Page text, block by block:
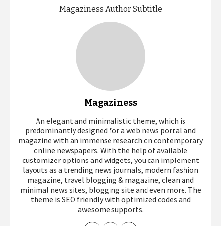
Magaziness Author Subtitle
Magaziness
An elegant and minimalistic theme, which is
predominantly designed for a web news portal and
magazine with an immense research on contemporary
online newspapers. With the help of available
customizer options and widgets, you can implement
layouts as a trending news journals, modern fashion
magazine, travel blogging & magazine, clean and
minimal news sites, blogging site and even more. The
theme is SEO friendly with optimized codes and
awesome supports.